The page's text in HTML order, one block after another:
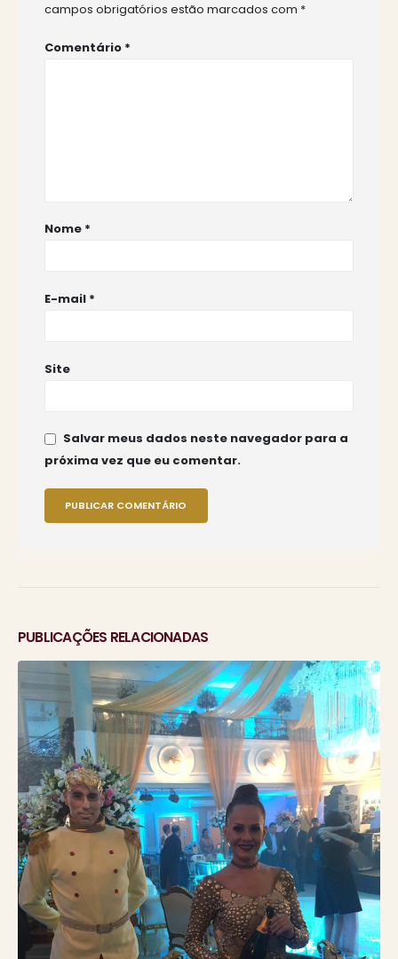
campos obrigatórios estão marcados com *
Comentário *
Nome *
E-mail *
Site
Salvar meus dados neste navegador para a
próxima vez que eu comentar.
PUBLICAÇÕES RELACIONADAS